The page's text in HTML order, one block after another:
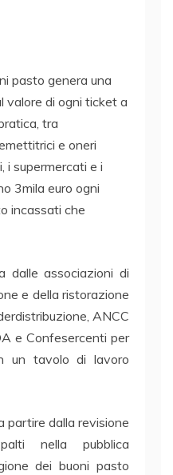
pasto genera una
valore di ogni ticket a
tra
e oneri
i supermercati e i
3mila euro ogni
incassati che
dalle associazioni di
e della ristorazione
ANCC
e Confesercenti per
un tavolo di lavoro
partire dalla revisione
nella pubblica
dei buoni pasto